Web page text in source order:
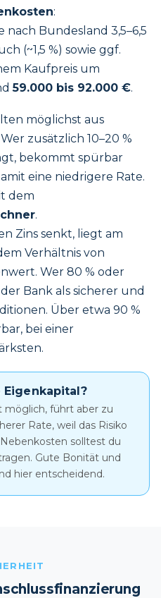
:
Bundesland 3,5–6,5
(~1,5 %) sowie ggf.
Kaufpreis um
59.000 bis 92.000 €.
möglichst aus
zusätzlich 10–20 %
bekommt spürbar
eine niedrigere Rate.
dem
.
Zins senkt, liegt am
Verhältnis von
Wer 80 % oder
Bank als sicherer und
Über etwa 90 %
bei einer
möglich, führt aber zu
Rate, weil das Risiko
solltest du
Gute Bonität und
hier entscheidend.